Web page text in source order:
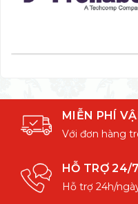
MIỄN PHÍ
Với đơn hàng
HỖ TRỢ 24/7
Hỗ trợ 24h/